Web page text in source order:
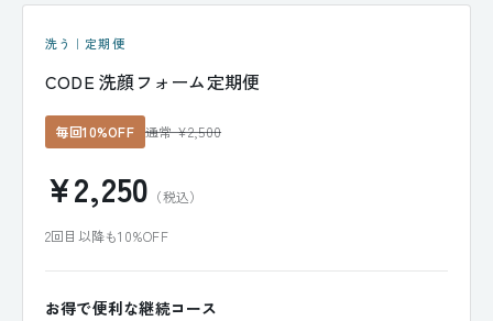
洗う｜定期便
CODE 洗顔フォーム定期便
毎回10%OFF 通常 ¥2,500
¥2,250 （税込）
2回目以降も10%OFF
お得で便利な継続コース